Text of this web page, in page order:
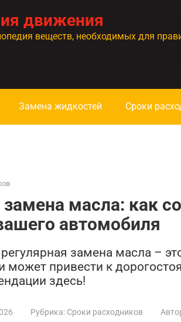
движения
веществ, необходимых для
Замена жидкостей Сроки
замена масла: как
автомобиля
замена масла –
может привести к
здесь!
Рубрика: Сроки расходников